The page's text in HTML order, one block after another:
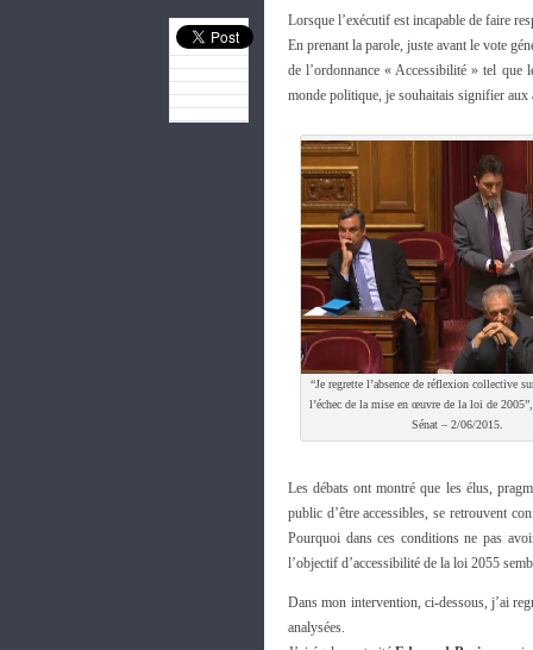
Lorsque l’exécutif est incapable de faire
En prenant la parole, juste avant le vote
de l’ordonnance « Accessibilité » tel que
monde politique, je souhaitais signifier aux
“Je regrette l’absence de réflexion collective
l’échec de la mise en œuvre de la loi de
Sénat – 2/06/2015.
Les débats ont montré que les élus,
public d’être accessibles, se retrouvent
Pourquoi dans ces conditions ne pas
l’objectif d’accessibilité de la loi 2055
Dans mon intervention, ci-dessous, j’ai
analysées.